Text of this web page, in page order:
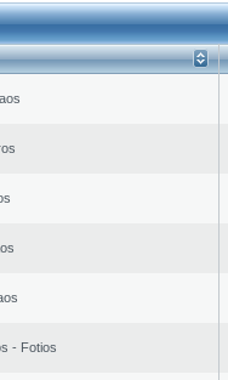
- Fotios